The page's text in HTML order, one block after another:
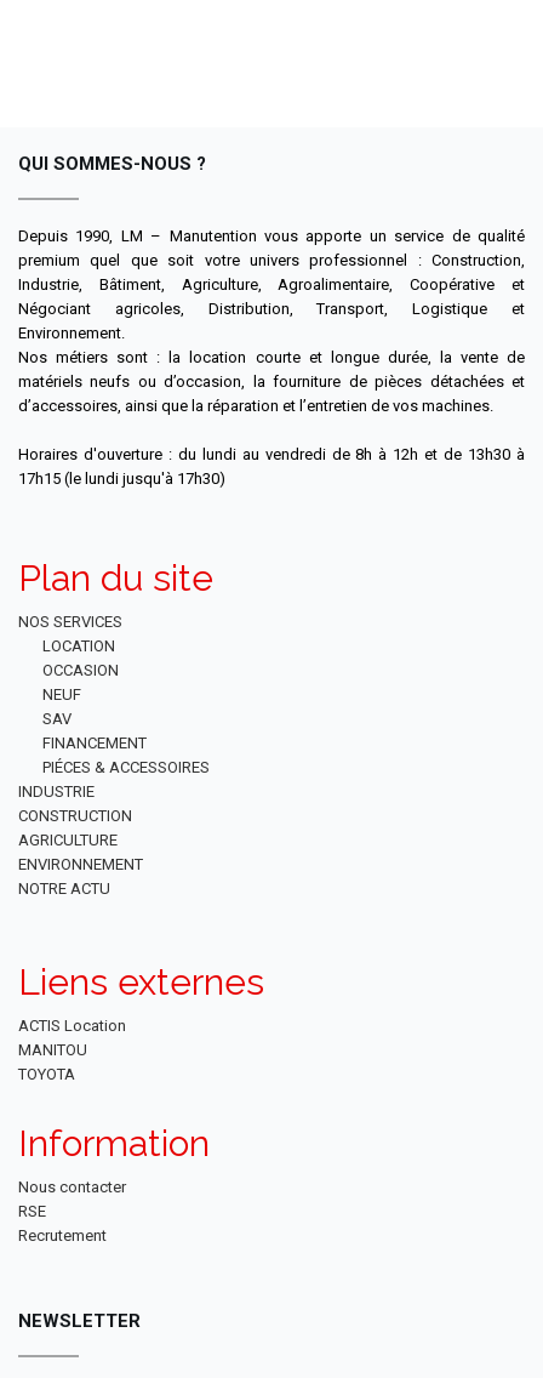
QUI SOMMES-NOUS ?
Depuis 1990, LM – Manutention vous apporte un service de qualité
premium quel que soit votre univers professionnel : Construction,
Industrie, Bâtiment, Agriculture, Agroalimentaire, Coopérative et
Négociant agricoles, Distribution, Transport, Logistique et
Environnement.
Nos métiers sont : la location courte et longue durée, la vente de
matériels neufs ou d’occasion, la fourniture de pièces détachées et
d’accessoires, ainsi que la réparation et l’entretien de vos machines.
Horaires d'ouverture : du lundi au vendredi de 8h à 12h et de 13h30 à
17h15 (le lundi jusqu'à 17h30)
Plan du site
NOS SERVICES
LOCATION
OCCASION
NEUF
SAV
FINANCEMENT
PIÉCES & ACCESSOIRES
INDUSTRIE
CONSTRUCTION
AGRICULTURE
ENVIRONNEMENT
NOTRE ACTU
Liens externes
ACTIS Location
MANITOU
TOYOTA
Information
Nous contacter
RSE
Recrutement
NEWSLETTER